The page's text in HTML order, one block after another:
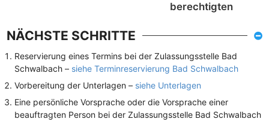
berechtigten
NÄCHSTE SCHRITTE
Reservierung eines Termins bei der Zulassungsstelle Bad
Schwalbach – siehe Terminreservierung Bad Schwalbach
Vorbereitung der Unterlagen – siehe Unterlagen
Eine persönliche Vorsprache oder die Vorsprache einer
beauftragten Person bei der Zulassungsstelle Bad Schwalbach